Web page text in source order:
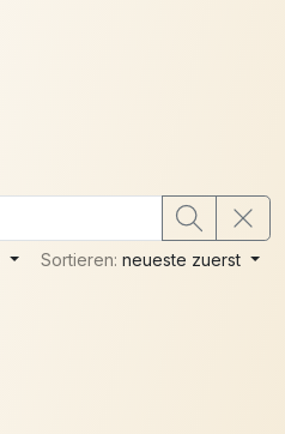
Sortieren:neueste zuerst